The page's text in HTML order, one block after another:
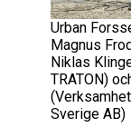
Urban
Magnus
Niklas
TRATON)
Sverige AB)